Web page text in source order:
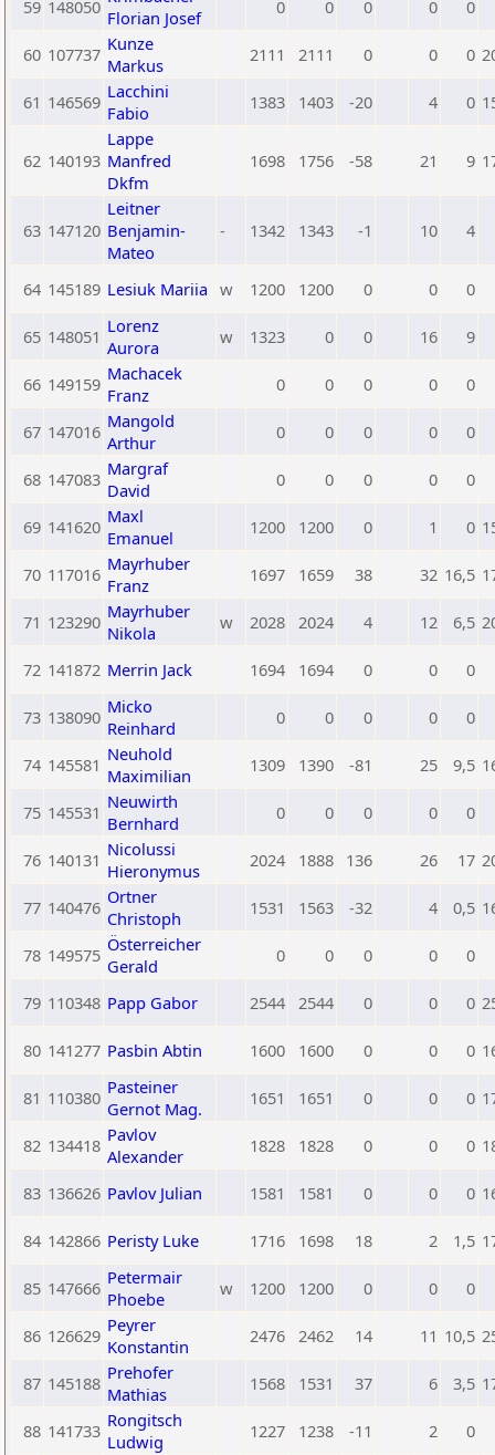
59 148050 Florian Josef
0 0 0 0 0
60 107737 Kunze
Markus
2111 2111 0 0 0
61 146569 Lacchini
Fabio
1383 1403 -20 4 0
62 140193
Lappe
Manfred
Dkfm
1698 1756 -58 21 9
63 147120
Leitner
Benjamin-
Mateo
- 1342 1343 -1 10 4
64 145189 Lesiuk Mariia w 1200 1200 0 0 0
65 148051 Lorenz
Aurora
w 1323 0 0 16 9
66 149159 Machacek
Franz
0 0 0 0 0
67 147016 Mangold
Arthur
0 0 0 0 0
68 147083 Margraf
David
0 0 0 0 0
69 141620 Maxl
Emanuel
1200 1200 0 1 0
70 117016 Mayrhuber
Franz
1697 1659 38 32 16,5
71 123290 Mayrhuber
Nikola
w 2028 2024 4 12 6,5
72 141872 Merrin Jack 1694 1694 0 0 0
73 138090 Micko
Reinhard
0 0 0 0 0
74 145581 Neuhold
Maximilian
1309 1390 -81 25 9,5
75 145531 Neuwirth
Bernhard
0 0 0 0 0
76 140131 Nicolussi
Hieronymus
2024 1888 136 26 17
77 140476 Ortner
Christoph
1531 1563 -32 4 0,5
78 149575 Österreicher
Gerald
0 0 0 0 0
79 110348 Papp Gabor 2544 2544 0 0 0
80 141277 Pasbin Abtin 1600 1600 0 0 0
81 110380 Pasteiner
Gernot Mag.
1651 1651 0 0 0
82 134418 Pavlov
Alexander
1828 1828 0 0 0
83 136626 Pavlov Julian 1581 1581 0 0 0
84 142866 Peristy Luke 1716 1698 18 2 1,5
85 147666 Petermair
Phoebe
w 1200 1200 0 0 0
86 126629 Peyrer
Konstantin
2476 2462 14 11 10,5
87 145188 Prehofer
Mathias
1568 1531 37 6 3,5
88 141733 Rongitsch
Ludwig
1227 1238 -11 2 0